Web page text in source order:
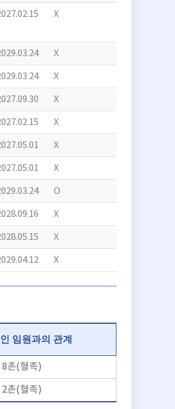
X
X
X
X
X
X
X
O
X
X
X
임원과의 관계
8촌(혈족)
2촌(혈족)